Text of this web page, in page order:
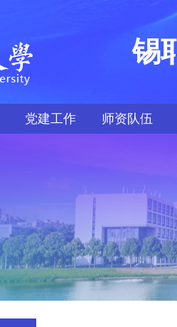
锡
党建工作 师资队伍